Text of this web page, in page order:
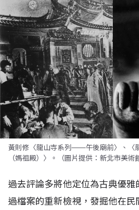
黃則修〈龍山寺系列――午後廟前〉、
（媽祖殿）〉。（圖片提供：新北市美術
過去評論多將他定位為古典優
過檔案的重新檢視，發掘他在